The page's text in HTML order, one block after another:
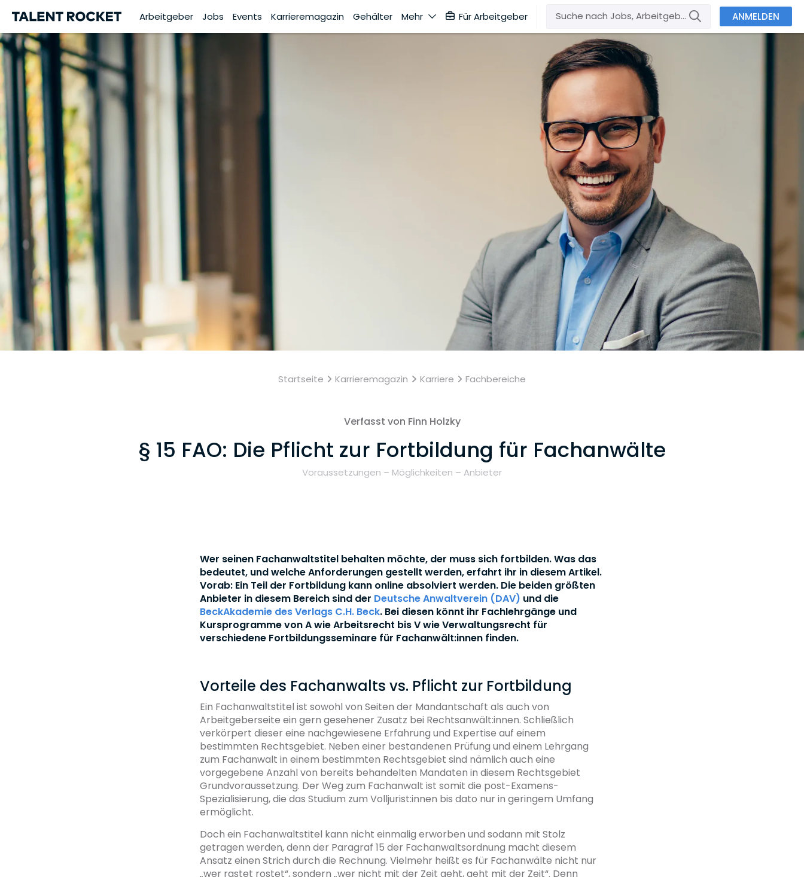
Arbeitgeber Jobs Events Karrieremagazin Gehälter Mehr Für Arbeitgeber ANMELDEN
Startseite Karrieremagazin Karriere Fachbereiche
Verfasst von Finn Holzky
§ 15 FAO: Die Pflicht zur Fortbildung für Fachanwälte
Voraussetzungen – Möglichkeiten – Anbieter
Wer seinen Fachanwaltstitel behalten möchte, der muss sich fortbilden. Was das
bedeutet, und welche Anforderungen gestellt werden, erfahrt ihr in diesem Artikel.
Vorab: Ein Teil der Fortbildung kann online absolviert werden. Die beiden größten
Anbieter in diesem Bereich sind der Deutsche Anwaltverein (DAV) und die
BeckAkademie des Verlags C.H. Beck. Bei diesen könnt ihr Fachlehrgänge und
Kursprogramme von A wie Arbeitsrecht bis V wie Verwaltungsrecht für
verschiedene Fortbildungsseminare für Fachanwält:innen finden.
Vorteile des Fachanwalts vs. Pflicht zur Fortbildung
Ein Fachanwaltstitel ist sowohl von Seiten der Mandantschaft als auch von
Arbeitgeberseite ein gern gesehener Zusatz bei Rechtsanwält:innen. Schließlich
verkörpert dieser eine nachgewiesene Erfahrung und Expertise auf einem
bestimmten Rechtsgebiet. Neben einer bestandenen Prüfung und einem Lehrgang
zum Fachanwalt in einem bestimmten Rechtsgebiet sind nämlich auch eine
vorgegebene Anzahl von bereits behandelten Mandaten in diesem Rechtsgebiet
Grundvoraussetzung. Der Weg zum Fachanwalt ist somit die post-Examens-
Spezialisierung, die das Studium zum Volljurist:innen bis dato nur in geringem Umfang
ermöglicht.
Doch ein Fachanwaltstitel kann nicht einmalig erworben und sodann mit Stolz
getragen werden, denn der Paragraf 15 der Fachanwaltsordnung macht diesem
Ansatz einen Strich durch die Rechnung. Vielmehr heißt es für Fachanwälte nicht nur
„wer rastet rostet“, sondern „wer nicht mit der Zeit geht, geht mit der Zeit“. Denn